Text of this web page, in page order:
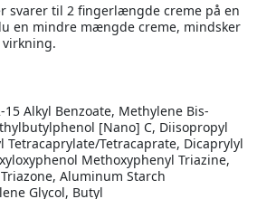
svarer til 2 fingerlængde creme på en
en mindre mængde creme, mindsker
Alkyl Benzoate, Methylene Bis-
[Nano] C, Diisopropyl
Tetracaprylate/Tetracaprate, Dicaprylyl
Methoxyphenyl Triazine,
Aluminum Starch
Glycol, Butyl